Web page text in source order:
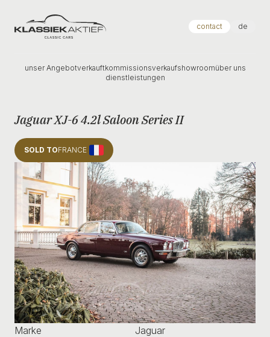
Klassiek Aktief contact de
unser Angebotverkauftkommissionsverkaufshowroomüber uns
dienstleistungen
Jaguar XJ-6 4.2l Saloon Series II
SOLD TOFRANCE
Marke
Jaguar